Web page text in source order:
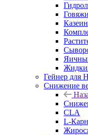
Казеин
Гейнер для
Снижение
CLA
L-